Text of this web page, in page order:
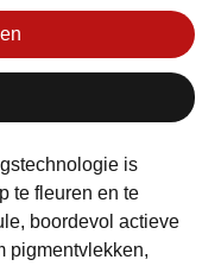
is
te fleuren en te
boordevol actieve
pigmentvlekken,